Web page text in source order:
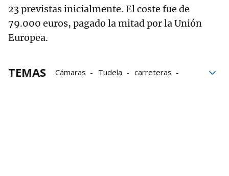
23 previstas inicialmente. El coste fue de
79.000 euros, pagado la mitad por la Unión
Europea.
TEMAS Cámaras Tudela
carreteras